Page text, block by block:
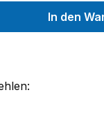
Wert ein oder
In den